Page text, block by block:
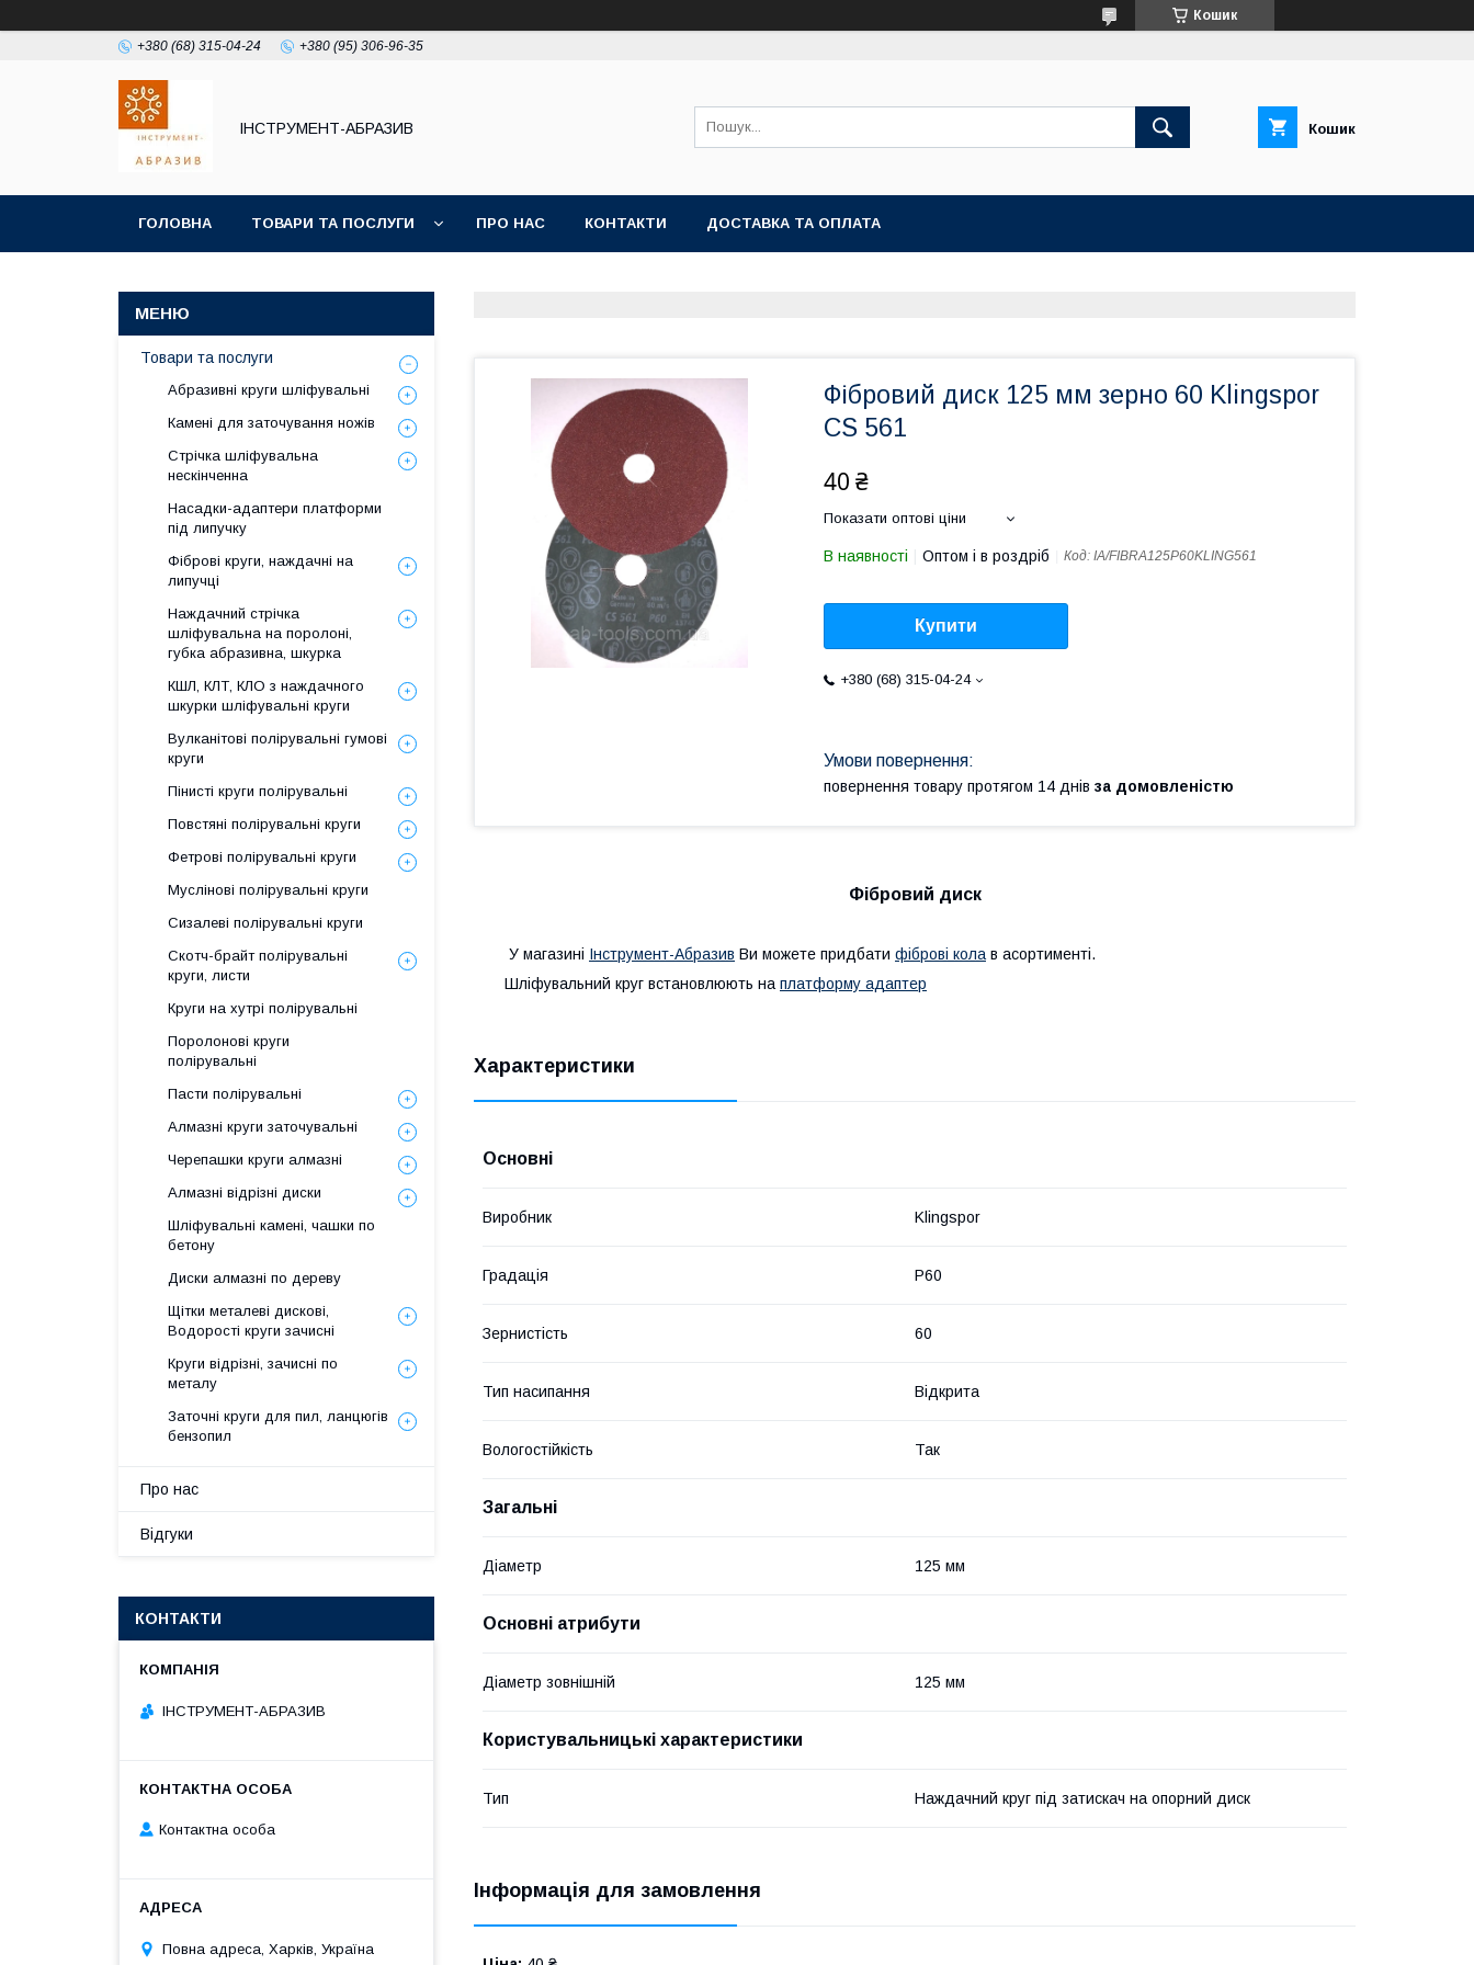
Кошик
+380 (68) 315-04-24 +380 (95) 306-96-35
ІНСТРУМЕНТ-АБРАЗИВ Кошик
ГОЛОВНА ТОВАРИ ТА ПОСЛУГИ ПРО НАС КОНТАКТИ ДОСТАВКА ТА ОПЛАТА
Фібровий диск 125 мм зерно 60 Klingspor
CS 561
40 ₴
Показати оптові ціни
В наявності Оптом і в роздріб Код: IA/FIBRA125P60KLING561
Купити
+380 (68) 315-04-24
повернення товару протягом 14 днів за домовленістю
Фібровий диск
У магазині Інструмент-Абразив Ви можете придбати фіброві кола в асортименті.
Шліфувальний круг встановлюють на платформу адаптер
Характеристики
Основні
Виробник Klingspor
Градація Р60
Зернистість 60
Тип насипання Відкрита
Вологостійкість Так
Загальні
Діаметр 125 мм
Основні атрибути
Діаметр зовнішній 125 мм
Користувальницькі характеристики
Тип Наждачний круг під затискач на опорний диск
Інформація для замовлення
Товари та послуги
Абразивні круги шліфувальні
Камені для заточування ножів
Стрічка шліфувальна
нескінченна
Насадки-адаптери платформи
під липучку
Фіброві круги, наждачні на
липучці
Наждачний стрічка
шліфувальна на поролоні,
губка абразивна, шкурка
КШЛ, КЛТ, КЛО з наждачного
шкурки шліфувальні круги
Вулканітові полірувальні гумові
круги
Пінисті круги полірувальні
Повстяні полірувальні круги
Фетрові полірувальні круги
Муслінові полірувальні круги
Сизалеві полірувальні круги
Скотч-брайт полірувальні
круги, листи
Круги на хутрі полірувальні
Поролонові круги
полірувальні
Пасти полірувальні
Алмазні круги заточувальні
Черепашки круги алмазні
Алмазні відрізні диски
Шліфувальні камені, чашки по
бетону
Диски алмазні по дереву
Щітки металеві дискові,
Водорості круги зачисні
Круги відрізні, зачисні по
металу
Заточні круги для пил, ланцюгів
бензопил
Про нас
Відгуки
КОНТАКТИ
ІНСТРУМЕНТ-АБРАЗИВ
Контактна особа
Повна адреса, Харків, Україна